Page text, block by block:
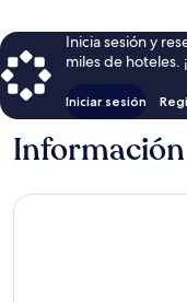
Inicia sesión y
miles de hoteles.
Iniciar sesión